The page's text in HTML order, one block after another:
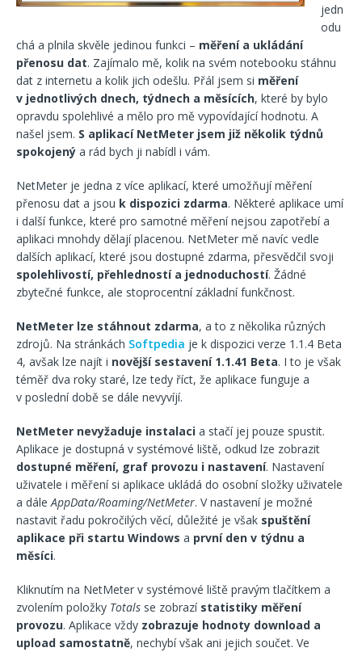
jedn
odu
chá a plnila skvěle jedinou funkci – měření a ukládání
přenosu dat. Zajímalo mě, kolik na svém notebooku stáhnu
dat z internetu a kolik jich odešlu. Přál jsem si měření
v jednotlivých dnech, týdnech a měsících, které by bylo
opravdu spolehlivé a mělo pro mě vypovídající hodnotu. A
našel jsem. S aplikací NetMeter jsem již několik týdnů
spokojený a rád bych ji nabídl i vám.
NetMeter je jedna z více aplikací, které umožňují měření
přenosu dat a jsou k dispozici zdarma. Některé aplikace umí
i další funkce, které pro samotné měření nejsou zapotřebí a
aplikaci mnohdy dělají placenou. NetMeter mě navíc vedle
dalších aplikací, které jsou dostupné zdarma, přesvědčil svoji
spolehlivostí, přehledností a jednoduchostí. Žádné
zbytečné funkce, ale stoprocentní základní funkčnost.
NetMeter lze stáhnout zdarma, a to z několika různých
zdrojů. Na stránkách Softpedia je k dispozici verze 1.1.4 Beta
4, avšak lze najít i novější sestavení 1.1.41 Beta. I to je však
téměř dva roky staré, lze tedy říct, že aplikace funguje a
v poslední době se dále nevyvíjí.
NetMeter nevyžaduje instalaci a stačí jej pouze spustit.
Aplikace je dostupná v systémové liště, odkud lze zobrazit
dostupné měření, graf provozu i nastavení. Nastavení
uživatele i měření si aplikace ukládá do osobní složky uživatele
a dáleAppData/Roaming/NetMeter. V nastavení je možné
nastavit řadu pokročilých věcí, důležité je však spuštění
aplikace při startu Windows a první den v týdnu a
měsíci.
Kliknutím na NetMeter v systémové liště pravým tlačítkem a
zvolením položky Totals se zobrazí statistiky měření
provozu. Aplikace vždy zobrazuje hodnoty download a
upload samostatně, nechybí však ani jejich součet. Ve